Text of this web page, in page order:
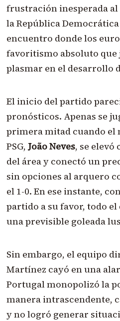
frustración inesperada al
la República
encuentro donde los
favoritismo absoluto que
plasmar en el desarrollo
El inicio del partido
pronósticos. Apenas se
primera mitad cuando el
PSG, João Neves, se elevó
del área y conectó un
sin opciones al arquero
el 1-0. En ese instante,
partido a su favor, todo
una previsible goleada
Sin embargo, el equipo
Martínez cayó en una
Portugal monopolizó la
manera intrascendente,
y no logró generar